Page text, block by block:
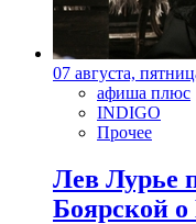
07 августа,
афиша плюс
INDIGO
Прочее
Лев Лурье
Боярской о